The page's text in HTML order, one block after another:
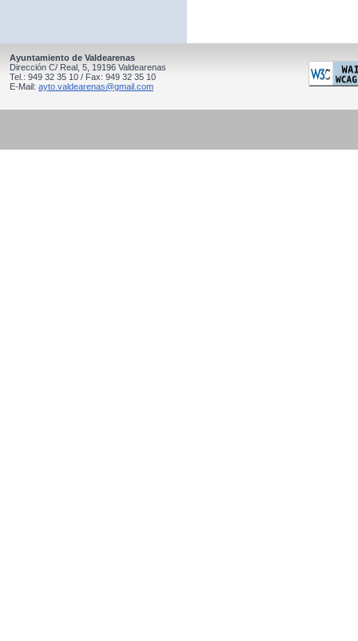
Ayuntamiento de Valdearenas
Dirección C/ Real, 5, 19196 Valdearenas
Tel.: 949 32 35 10 / Fax: 949 32 35 10
E-Mail: ayto.valdearenas@gmail.com